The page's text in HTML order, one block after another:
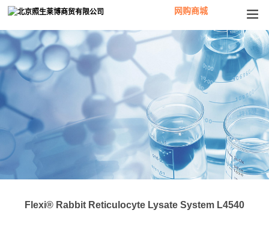
网购商城
Flexi® Rabbit Reticulocyte Lysate System L4540